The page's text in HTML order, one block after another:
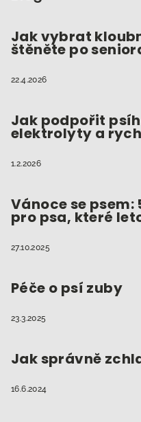
Jak vybrat
štěněte po
22.4.2026
Jak podpořit
elektrolyty a
1.2.2026
Vánoce se
pro psa, které
27.10.2025
Péče o psí zuby
23.3.2025
Jak správně
16.6.2024